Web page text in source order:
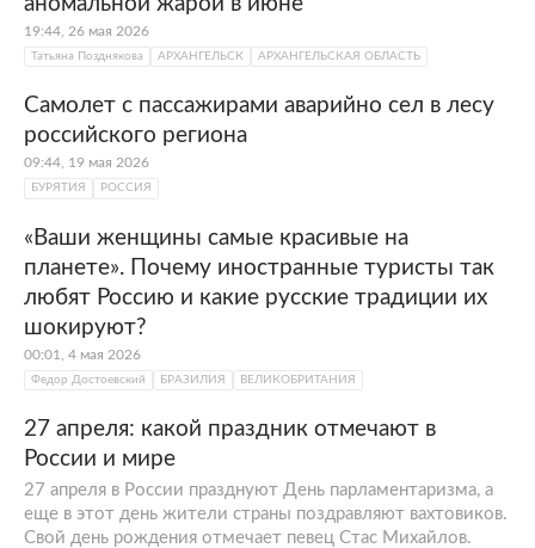
19:44, 26 мая 2026
Татьяна Позднякова АРХАНГЕЛЬСК АРХАНГЕЛЬСКАЯ ОБЛАСТЬ
Самолет с пассажирами аварийно сел в лесу
российского региона
09:44, 19 мая 2026
БУРЯТИЯ РОССИЯ
«Ваши женщины самые красивые на
планете». Почему иностранные туристы так
любят Россию и какие русские традиции их
шокируют?
00:01, 4 мая 2026
Федор Достоевский БРАЗИЛИЯ ВЕЛИКОБРИТАНИЯ
27 апреля: какой праздник отмечают в
России и мире
27 апреля в России празднуют День парламентаризма, а
еще в этот день жители страны поздравляют вахтовиков.
Свой день рождения отмечает певец Стас Михайлов.